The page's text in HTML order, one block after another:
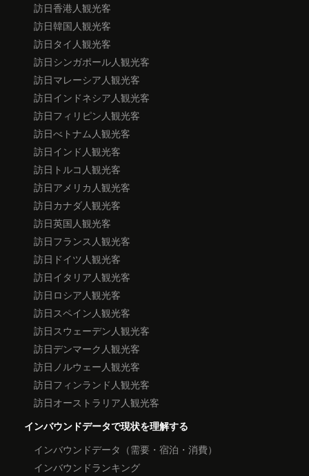
訪日香港人観光客
訪日韓国人観光客
訪日タイ人観光客
訪日シンガポール人観光客
訪日マレーシア人観光客
訪日インドネシア人観光客
訪日フィリピン人観光客
訪日べトナム人観光客
訪日インド人観光客
訪日トルコ人観光客
訪日アメリカ人観光客
訪日カナダ人観光客
訪日英国人観光客
訪日フランス人観光客
訪日ドイツ人観光客
訪日イタリア人観光客
訪日ロシア人観光客
訪日スペイン人観光客
訪日スウェーデン人観光客
訪日デンマーク人観光客
訪日ノルウェー人観光客
訪日フィンランド人観光客
訪日オーストラリア人観光客
インバウンドデータで現状を理解する
インバウンドデータ（需要・宿泊・消費）
インバウンドランキング